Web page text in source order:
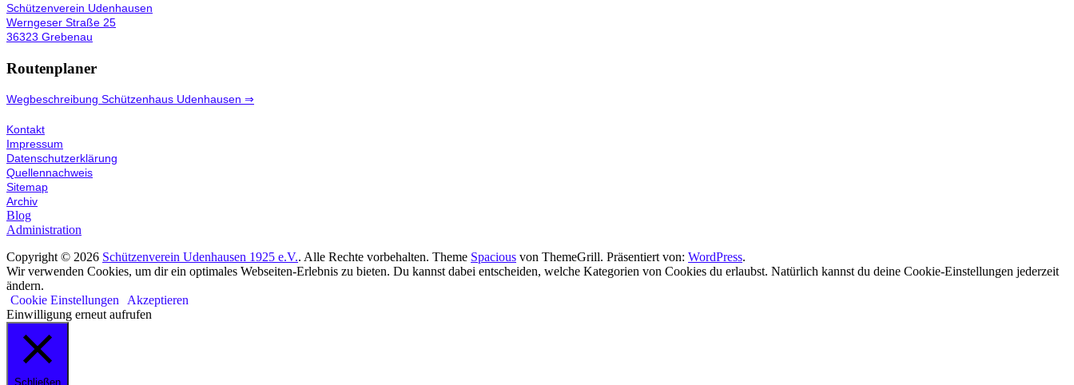
Schützenverein Udenhausen
Werngeser Straße 25
36323 Grebenau
Routenplaner
Wegbeschreibung Schützenhaus Udenhausen ⇒
Kontakt
Impressum
Datenschutzerklärung
Quellennachweis
Sitemap
Archiv
Blog
Administration
Copyright © 2026 Schützenverein Udenhausen 1925 e.V.. Alle Rechte vorbehalten. Theme Spacious von ThemeGrill. Präsentiert von: WordPress.
Wir verwenden Cookies, um dir ein optimales Webseiten-Erlebnis zu bieten. Du kannst dabei entscheiden, welche Kategorien von Cookies du erlaubst. Natürlich kannst du deine Cookie-Einstellungen jederzeit
ändern.
Cookie Einstellungen Akzeptieren
Einwilligung erneut aufrufen
Schließen